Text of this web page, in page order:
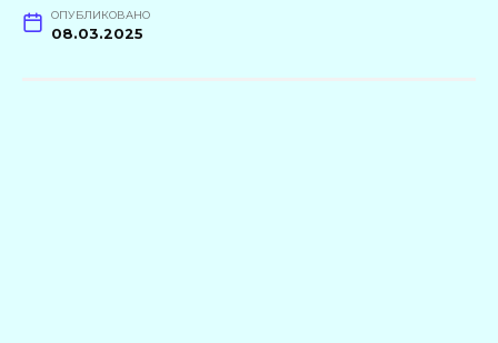
ОПУБЛИКОВАНО
08.03.2025